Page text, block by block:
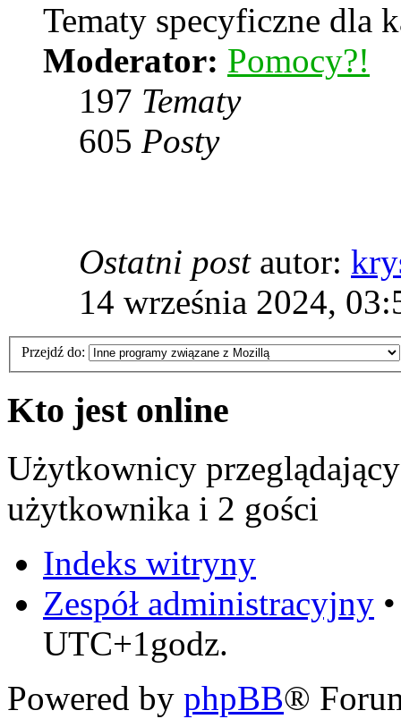
Tematy specyficzne dla
Moderator: Pomocy?!
197 Tematy
605 Posty
Ostatni postautor:
14 września 2024,
Przejdź do:
Kto jest online
Użytkownicy
użytkownika i 2 gości
Indeks witryny
Zespół administracyjny
UTC+1godz.
Powered by phpBB®